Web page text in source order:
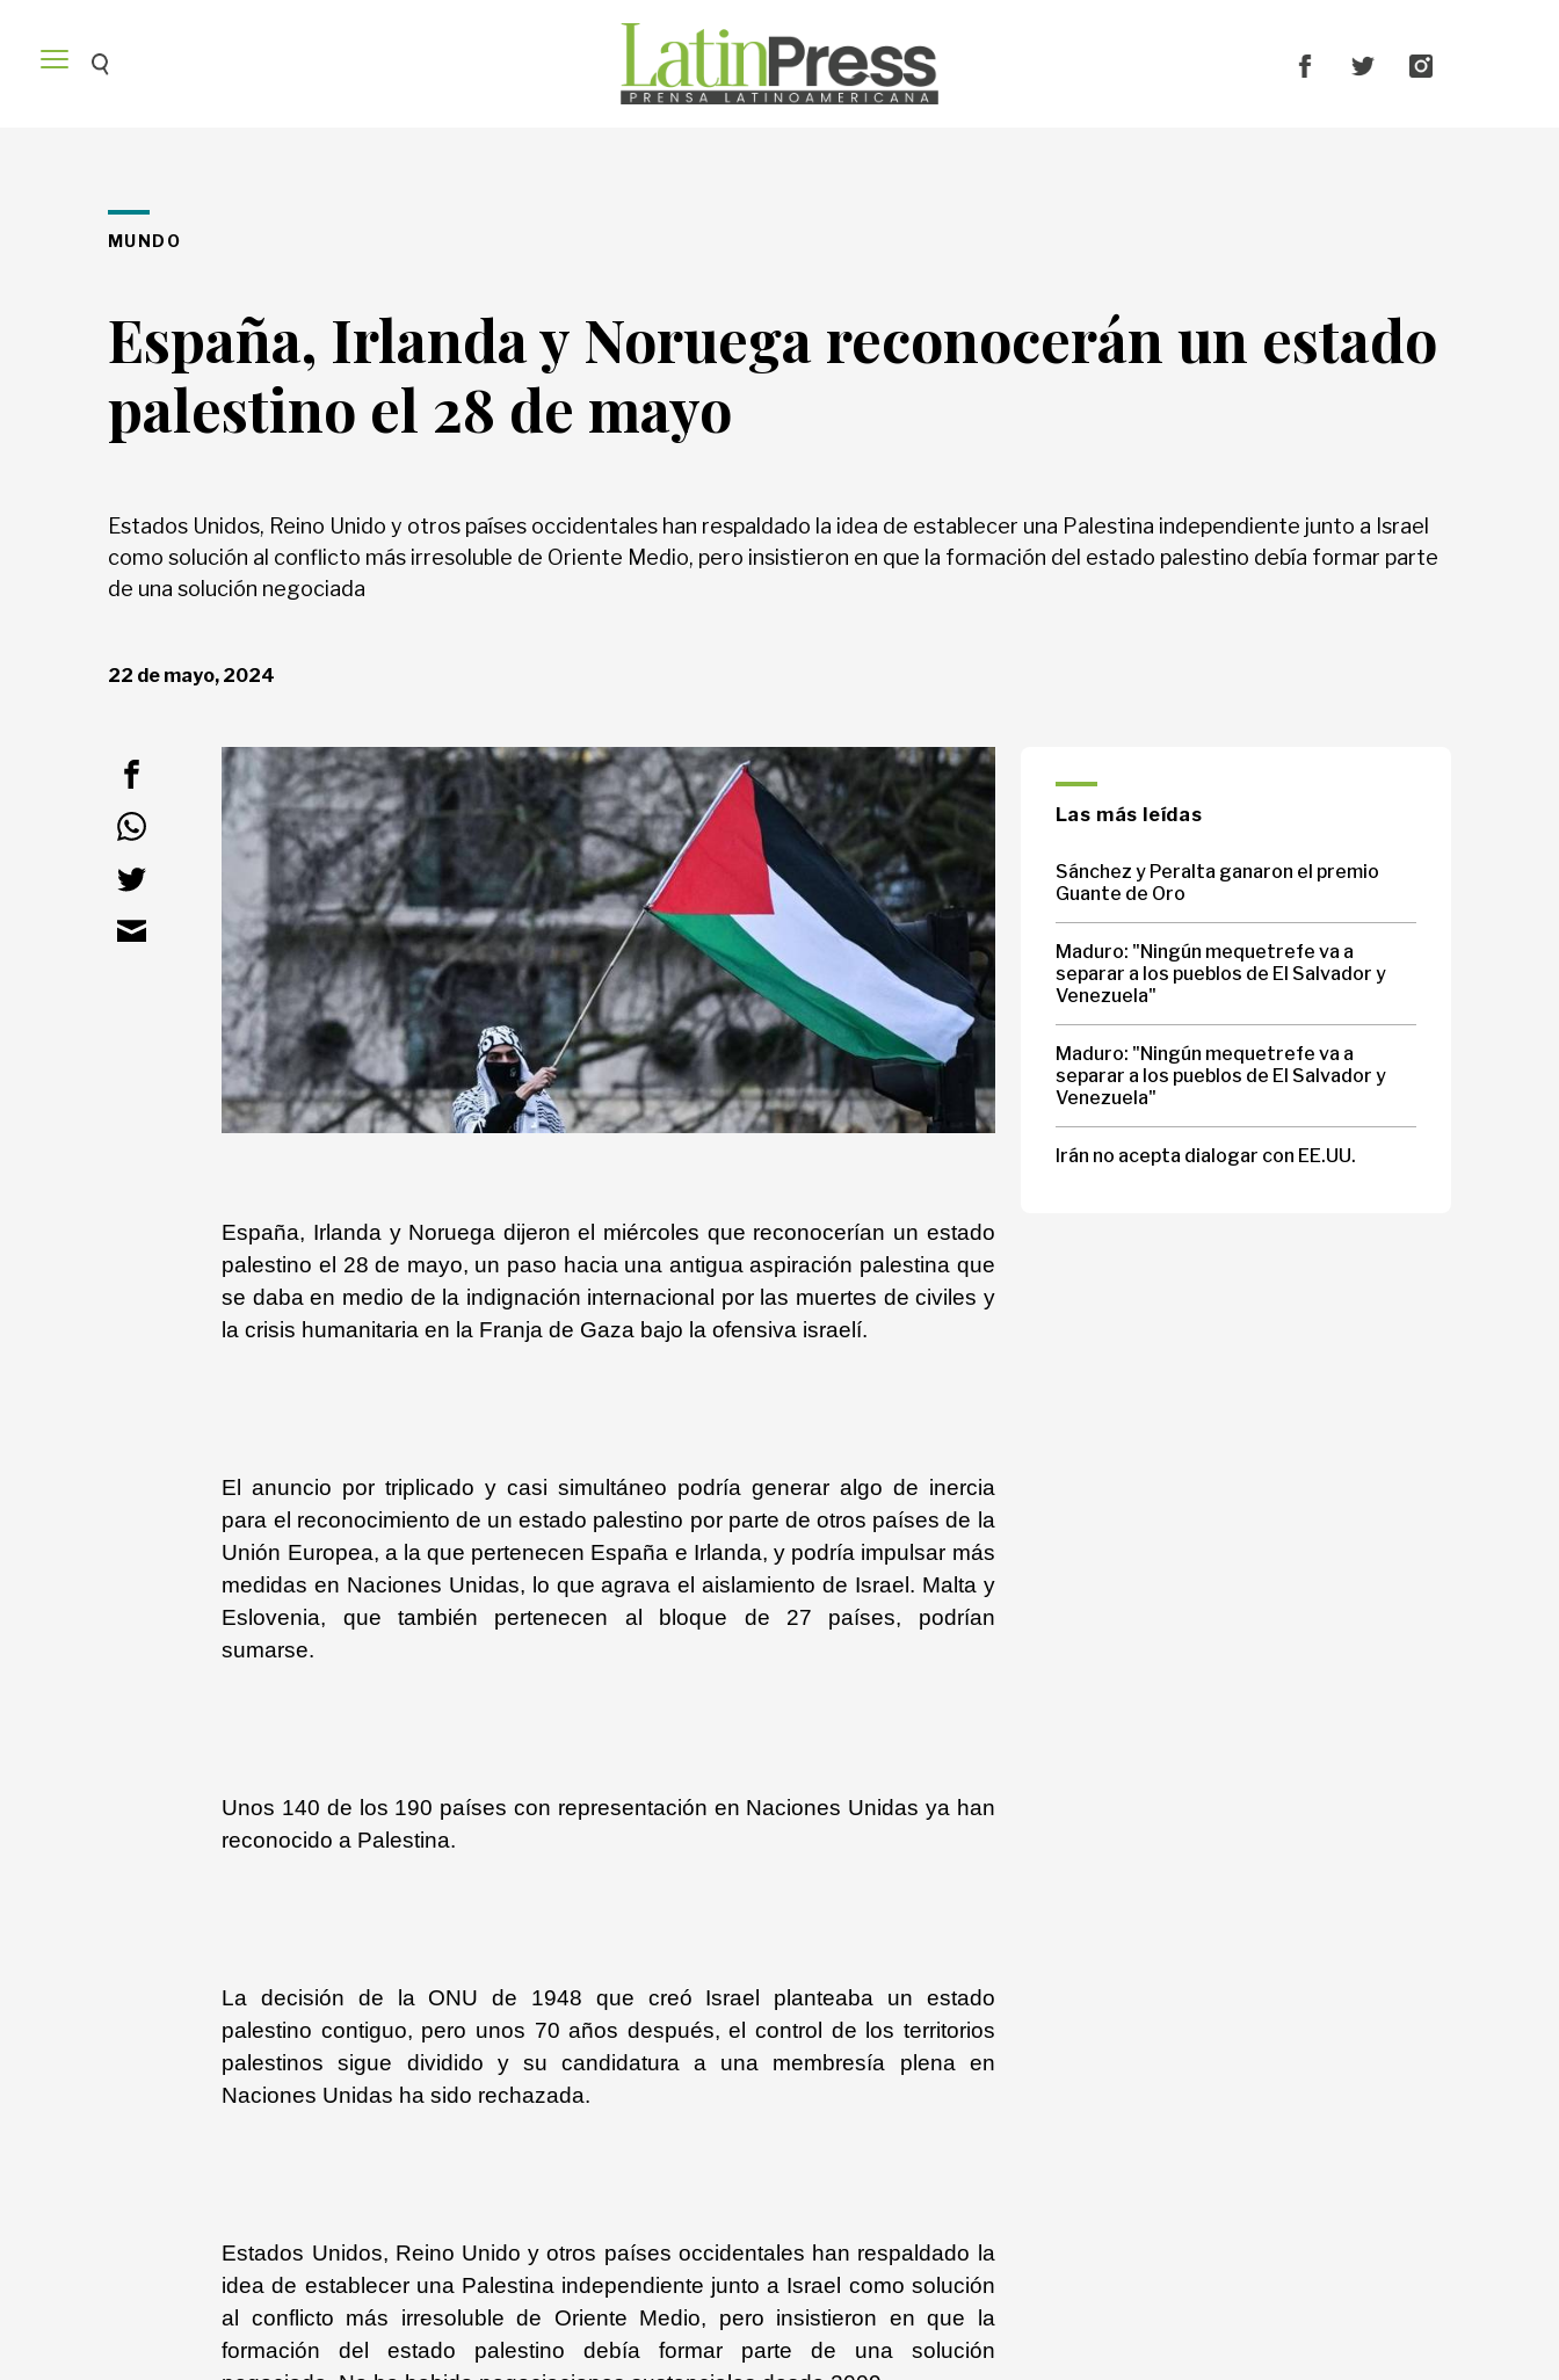
Deportes
Curiosidades
MUNDO
España, Irlanda y Noruega reconocerán un estado
palestino el 28 de mayo
Estados Unidos, Reino Unido y otros países occidentales han respaldado la idea de establecer una Palestina independiente junto a Israel
como solución al conflicto más irresoluble de Oriente Medio, pero insistieron en que la formación del estado palestino debía formar parte
de una solución negociada
22 de mayo, 2024
España, Irlanda y Noruega dijeron el miércoles que reconocerían un estado
palestino el 28 de mayo, un paso hacia una antigua aspiración palestina que
se daba en medio de la indignación internacional por las muertes de civiles y
la crisis humanitaria en la Franja de Gaza bajo la ofensiva israelí.
El anuncio por triplicado y casi simultáneo podría generar algo de inercia
para el reconocimiento de un estado palestino por parte de otros países de la
Unión Europea, a la que pertenecen España e Irlanda, y podría impulsar más
medidas en Naciones Unidas, lo que agrava el aislamiento de Israel. Malta y
Eslovenia, que también pertenecen al bloque de 27 países, podrían
sumarse.
Unos 140 de los 190 países con representación en Naciones Unidas ya han
reconocido a Palestina.
La decisión de la ONU de 1948 que creó Israel planteaba un estado
palestino contiguo, pero unos 70 años después, el control de los territorios
palestinos sigue dividido y su candidatura a una membresía plena en
Naciones Unidas ha sido rechazada.
Estados Unidos, Reino Unido y otros países occidentales han respaldado la
idea de establecer una Palestina independiente junto a Israel como solución
al conflicto más irresoluble de Oriente Medio, pero insistieron en que la
formación del estado palestino debía formar parte de una solución
Las más leídas
Sánchez y Peralta ganaron el premio
Guante de Oro
Maduro: "Ningún mequetrefe va a
separar a los pueblos de El Salvador y
Venezuela"
Maduro: "Ningún mequetrefe va a
separar a los pueblos de El Salvador y
Venezuela"
Irán no acepta dialogar con EE.UU.